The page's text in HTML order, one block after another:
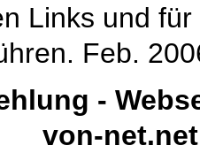
Links und
Feb.
-
von-net.net